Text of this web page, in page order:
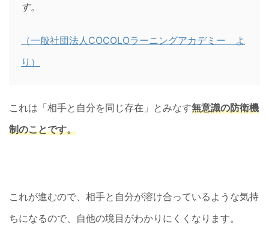
す。
（一般社団法人COCOLOラーニングアカデミー よ
り）
これは「相手と自分を同じ存在」とみなす無意識の防衛機
制のことです。
これが進むので、相手と自分が溶け合っているような気持
ちになるので、自他の境目がわかりにくくなります。